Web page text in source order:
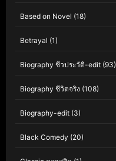
Based on Novel (18)
Betrayal (1)
Biography ชีวประวัติ-edit (93)
Biography ชีวิตจริง (108)
Biography-edit (3)
Black Comedy (20)